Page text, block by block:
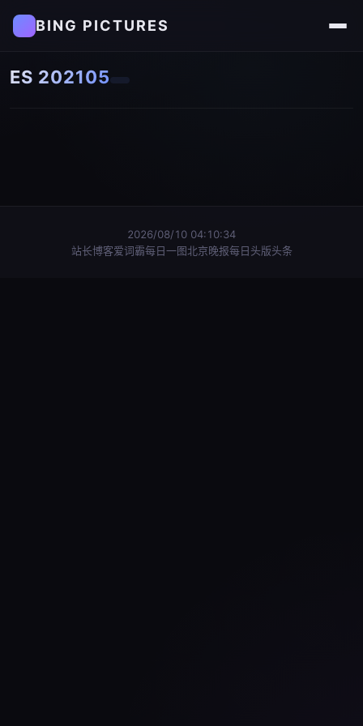
BING PICTURES
ES 202105
2026/08/10 04:10:34
站长博客爱词霸每日一图北京晚报每日头版头条